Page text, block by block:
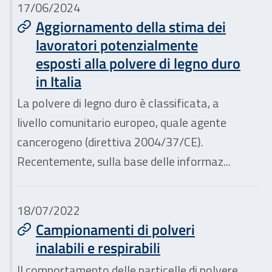
17/06/2024
Aggiornamento della stima dei
lavoratori potenzialmente
esposti alla polvere di legno duro
in Italia
La polvere di legno duro è classificata, a
livello comunitario europeo, quale agente
cancerogeno (direttiva 2004/37/CE).
Recentemente, sulla base delle informaz...
18/07/2022
Campionamenti di polveri
inalabili e respirabili